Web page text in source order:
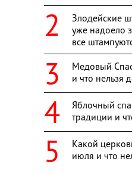
Злодейские
уже надоело
все
Медовый
и что нельзя
Яблочный
традиции и
Какой
июля и что